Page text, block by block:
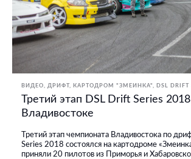
ВИДЕО ДРИФТ КАРТОДРОМ "ЗМЕИНКА" DSL DRIFT
Третий этап DSL Drift Series
Владивостоке
Третий этап чемпионата Владивостока по
Series 2018 состоялся на картодроме
приняли 20 пилотов из Приморья и